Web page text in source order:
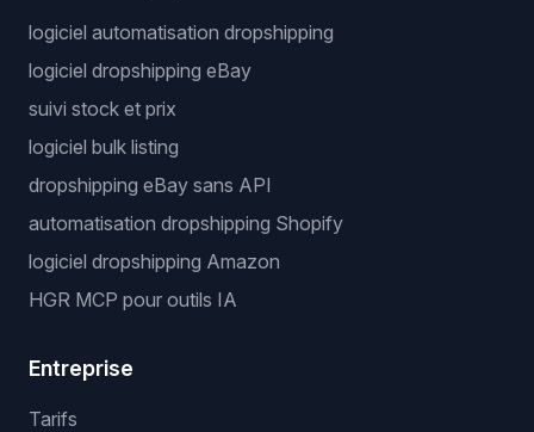
logiciel automatisation dropshipping
logiciel dropshipping eBay
suivi stock et prix
logiciel bulk listing
dropshipping eBay sans API
automatisation dropshipping Shopify
logiciel dropshipping Amazon
HGR MCP pour outils IA
Entreprise
Tarifs